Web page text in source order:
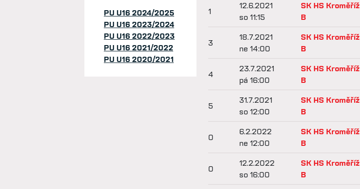
PU U16 2024/2025
PU U16 2023/2024
PU U16 2022/2023
PU U16 2021/2022
PU U16 2020/2021
1
12.6.2021
so 11:15
SK HS Kroměříž
B
3
18.7.2021
ne 14:00
SK HS Kroměříž
B
4
23.7.2021
pá 16:00
SK HS Kroměříž
B
5
31.7.2021
so 12:00
SK HS Kroměříž
B
0
6.2.2022
ne 12:00
SK HS Kroměříž
B
0
12.2.2022
so 16:00
SK HS Kroměříž
B